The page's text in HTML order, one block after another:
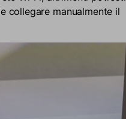
collegare manualmente il